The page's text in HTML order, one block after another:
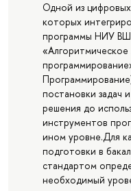
Одной из
которых
программы НИУ
постановки задач
решения до
инструментов
ином уровне.Для
подготовки в
стандартом
необходимый